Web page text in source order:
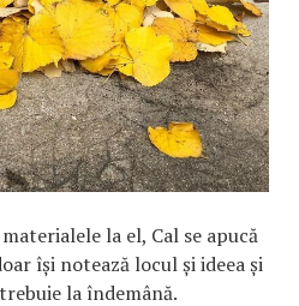
la el, Cal se apucă
își notează locul și ideea și
la îndemână.